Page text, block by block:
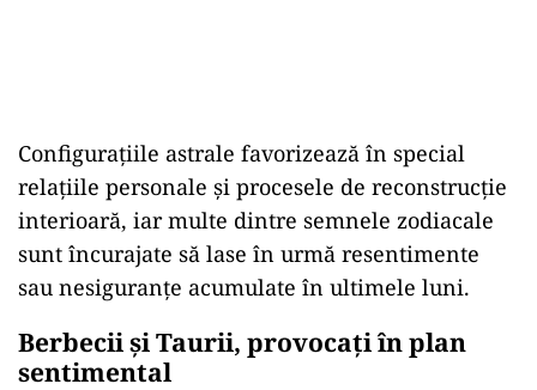
Configurațiile astrale favorizează în special
relațiile personale și procesele de reconstrucție
interioară, iar multe dintre semnele zodiacale
sunt încurajate să lase în urmă resentimente
sau nesiguranțe acumulate în ultimele luni.
Berbecii și Taurii, provocați în plan
sentimental